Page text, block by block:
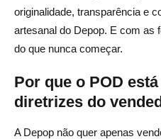
originalidade, transparência e
artesanal do Depop. E com as
do que nunca começar.
Por que o POD
diretrizes do
A Depop não quer apenas